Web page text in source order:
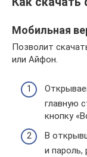
Мобильная
Позволит
или Айфон.
главную
кнопку
В
и пароль,